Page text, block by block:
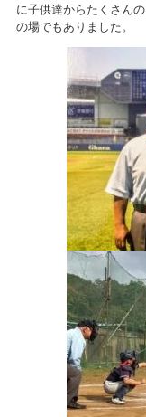
に子供達からたくさん
の場でもありました。